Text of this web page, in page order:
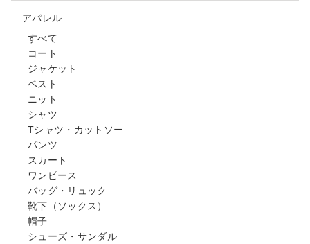
アパレル
すべて
コート
ジャケット
ベスト
ニット
シャツ
Tシャツ・カットソー
パンツ
スカート
ワンピース
バッグ・リュック
靴下（ソックス）
帽子
シューズ・サンダル